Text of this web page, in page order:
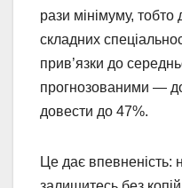
рази мінімуму,
складних
прив’язки до
прогнозованими —
довести до 47%.
Це дає впевненість: